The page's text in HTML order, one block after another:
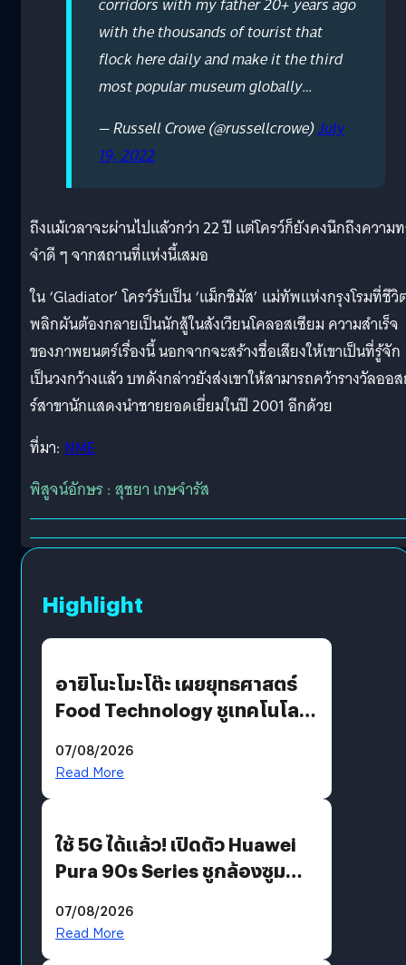
with the thousands of tourist that
flock here daily and make it the third
most popular museum globally…
— Russell Crowe (@russellcrowe)July
19, 2022
ถึงแม้เวลาจะผ่านไปแล้วกว่า 22 ปี แต่โครว์ก็ยังคงนึกถึงความ
จำดี ๆ จากสถานที่แห่งนี้เสมอ
ใน ‘Gladiator’ โครว์รับเป็น ‘แม็กซิมัส’ แม่ทัพแห่งกรุงโรมที่ชีวิ
พลิกผันต้องกลายเป็นนักสู้ในสังเวียนโคลอสเซียม ความสำเร็จ
ของภาพยนตร์เรื่องนี้ นอกจากจะสร้างชื่อเสียงให้เขาเป็นที่รู้จัก
เป็นวงกว้างแล้ว บทดังกล่าวยังส่งเขาให้สามารถคว้ารางวัลออ
ร์สาขานักแสดงนำชายยอดเยี่ยมในปี 2001 อีกด้วย
ที่มา: NME
พิสูจน์อักษร : สุชยา เกษจำรัส
Highlight
อายิโนะโมะโต๊ะ เผยยุทธศาสตร์
Food Technology ชูเทคโนโลยี
บริโภคและ B2B
07/08/2026
Read More
ใช้ 5G ได้แล้ว! เปิดตัว Huawei
Pura 90s Series ชูกล้องซูม
07/08/2026
Read More